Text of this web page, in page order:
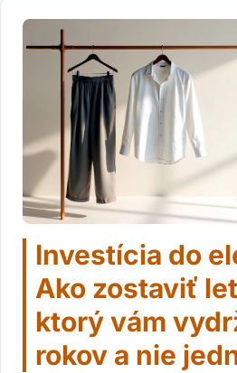
Investícia do
Ako zostaviť
ktorý vám
rokov a nie